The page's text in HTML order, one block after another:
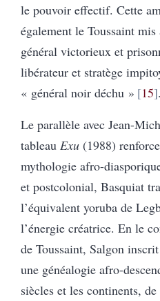
le pouvoir effectif. Cette
également le Toussaint
général victorieux et
libérateur et stratège
« général noir déchu » 15 .
Le parallèle avec Jean-
tableau Exu (1988)
mythologie afro-
et postcolonial, Basquiat
l’équivalent yoruba de
l’énergie créatrice. En le
de Toussaint, Salgon
une généalogie afro-
siècles et les continents,